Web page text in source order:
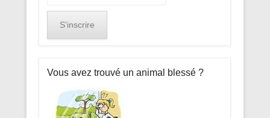
Vous avez trouvé un animal blessé ?